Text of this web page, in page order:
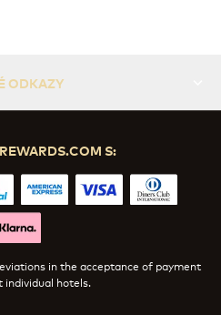
ODKAZY
S:
in the acceptance of payment
individual hotels.